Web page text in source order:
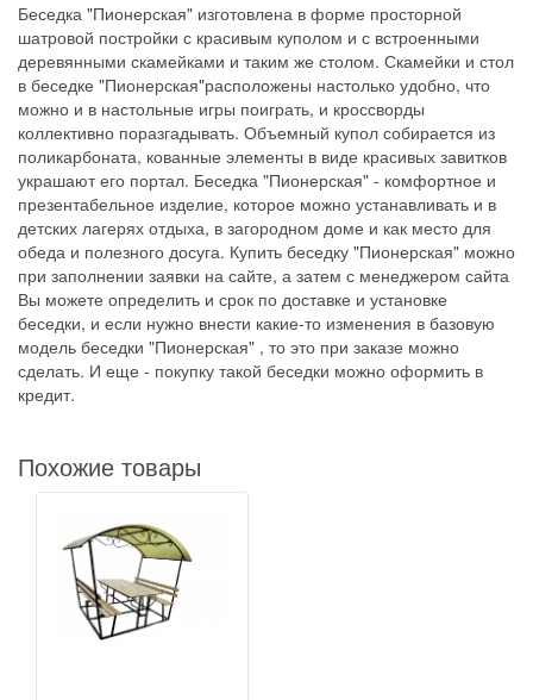
Беседка "Пионерская" изготовлена в форме просторной
шатровой постройки с красивым куполом и с встроенными
деревянными скамейками и таким же столом. Скамейки и стол
в беседке "Пионерская"расположены настолько удобно, что
можно и в настольные игры поиграть, и кроссворды
коллективно поразгадывать. Объемный купол собирается из
поликарбоната, кованные элементы в виде красивых завитков
украшают его портал. Беседка "Пионерская" - комфортное и
презентабельное изделие, которое можно устанавливать и в
детских лагерях отдыха, в загородном доме и как место для
обеда и полезного досуга. Купить беседку "Пионерская" можно
при заполнении заявки на сайте, а затем с менеджером сайта
Вы можете определить и срок по доставке и установке
беседки, и если нужно внести какие-то изменения в базовую
модель беседки "Пионерская" , то это при заказе можно
сделать. И еще - покупку такой беседки можно оформить в
кредит.
Похожие товары